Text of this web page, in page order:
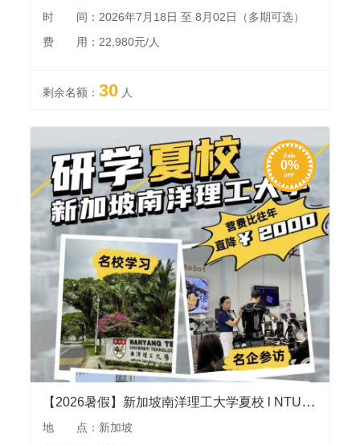
时 间：2026年7月18日 至 8月02日（多期可选）
费 用：22,980元/人
剩余名额：30 人
0%
【2026暑假】新加坡南洋理工大学夏校 l NTU官方课程，本校教师授课，收获NTU官方项目证书、授课教师推荐信及结业证书用以背景提升
地 点：新加坡